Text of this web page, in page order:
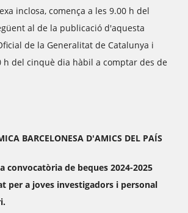
inclosa, comença a les 9.00 h del
al de la publicació d'aquesta
de la Generalitat de Catalunya i
h del cinquè dia hàbil a comptar des de
BARCELONESA D'AMICS DEL PAÍS
convocatòria de beques 2024-2025
per a joves investigadors i personal